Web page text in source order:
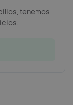
tenemos